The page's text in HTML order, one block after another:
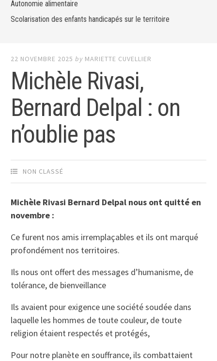
Autonomie alimentaire
Scolarisation des enfants handicapés sur le territoire
22 NOVEMBRE 2025 by MARIETTE CUVELLIER
Michèle Rivasi,
Bernard Delpal : on
n’oublie pas
NON CLASSÉ
Michèle Rivasi Bernard Delpal nous ont quitté en
novembre :
Ce furent nos amis irremplaçables et ils ont marqué
profondément nos territoires.
Ils nous ont offert des messages d’humanisme, de
tolérance, de bienveillance
Ils avaient pour exigence une société soudée dans
laquelle les hommes de toute couleur, de toute
religion étaient respectés et protégés,
Pour notre planète en souffrance, ils combattaient